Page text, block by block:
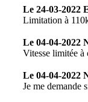
Le 24-03-2022
Limitation à
Le 04-04-2022
Vitesse limitée
Le 04-04-2022
Je me demande